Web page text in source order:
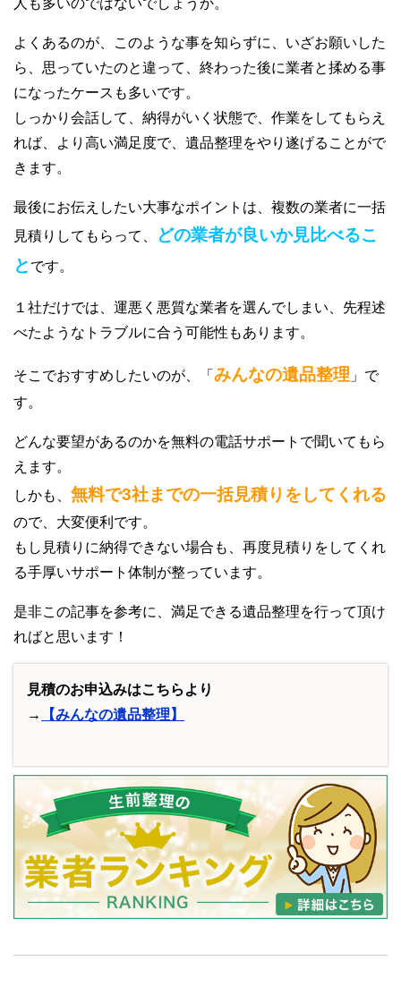
人も多いのではないでしょうか。
よくあるのが、このような事を知らずに、いざお願いした
ら、思っていたのと違って、終わった後に業者と揉める事
になったケースも多いです。
しっかり会話して、納得がいく状態で、作業をしてもらえ
れば、より高い満足度で、遺品整理をやり遂げることがで
きます。
最後にお伝えしたい大事なポイントは、複数の業者に一括
見積りしてもらって、
どの業者が良いか見比べるこ
と です。
１社だけでは、運悪く悪質な業者を選んでしまい、先程述
べたようなトラブルに合う可能性もあります。
そこでおすすめしたいのが、「 みんなの遺品整理 」で
す。
どんな要望があるのかを無料の電話サポートで聞いてもら
えます。
しかも、 無料で3社までの一括見積りをしてくれる
ので、大変便利です。
もし見積りに納得できない場合も、再度見積りをしてくれ
る手厚いサポート体制が整っています。
是非この記事を参考に、満足できる遺品整理を行って頂け
ればと思います！
見積のお申込みはこちらより
→
【みんなの遺品整理】